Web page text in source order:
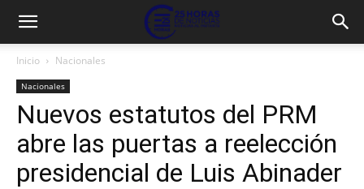
Inicio Nacionales
Nacionales
Nuevos estatutos del PRM
abre las puertas a reelección
presidencial de Luis Abinader